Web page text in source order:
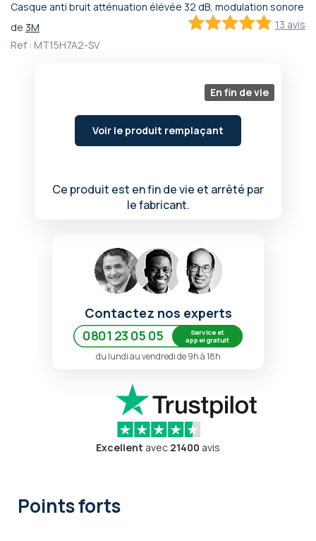
Casque anti bruit atténuation élévée 32 dB, modulation sonore
13 avis
de 3M
Ref : MT15H7A2-SV
En fin de vie
Voir le produit remplaçant
Ce produit est en fin de vie et arrêté par
le fabricant.
Passer
au
début
Contactez nos experts
0801 23 05 05
Service et
appel gratuit
du lundi au vendredi de 9h à 18h
Excellent avec 21400 avis
Points forts